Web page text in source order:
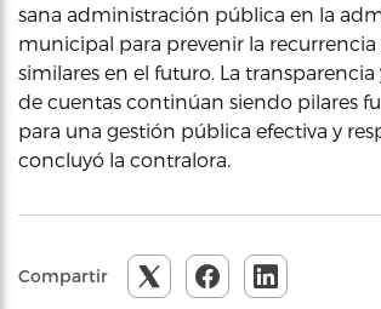
sana administración pública en la
municipal para prevenir la recurrencia
similares en el futuro. La
de cuentas continúan siendo pilares
para una gestión pública efectiva y
concluyó la contralora.
Compartir